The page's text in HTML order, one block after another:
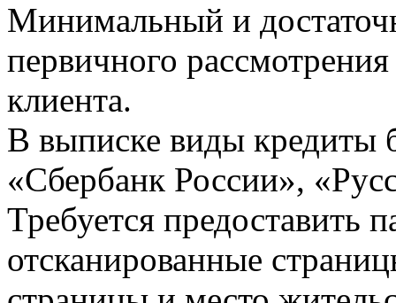
Минимальный и
первичного
клиента.
В выписке виды кредиты
«Сбербанк России»,
Требуется предоставить
отсканированные